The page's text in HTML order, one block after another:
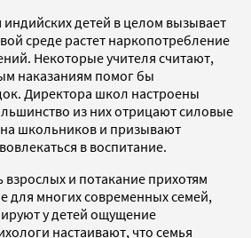
детей в целом вызывает
среде растет наркопотребление
Некоторые учителя считают,
наказаниям помог бы
Директора школ настроены
из них отрицают силовые
школьников и призывают
в воспитание.
взрослых и потакание прихотям
для многих современных семей,
у детей ощущение
настаивают, что семья